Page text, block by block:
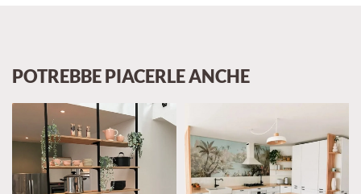
POTREBBE PIACERLE ANCHE